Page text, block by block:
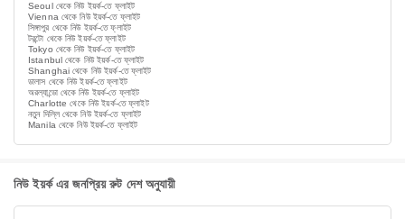
Seoul থেকে নিউ ইয়র্ক-তে ফ্লাইট
Vienna থেকে নিউ ইয়র্ক-তে ফ্লাইট
সিঙ্গাপুর থেকে নিউ ইয়র্ক-তে ফ্লাইট
টরন্টো থেকে নিউ ইয়র্ক-তে ফ্লাইট
Tokyo থেকে নিউ ইয়র্ক-তে ফ্লাইট
Istanbul থেকে নিউ ইয়র্ক-তে ফ্লাইট
Shanghai থেকে নিউ ইয়র্ক-তে ফ্লাইট
ডালাস থেকে নিউ ইয়র্ক-তে ফ্লাইট
অরল্যান্ডো থেকে নিউ ইয়র্ক-তে ফ্লাইট
Charlotte থেকে নিউ ইয়র্ক-তে ফ্লাইট
নতুন দিল্লি থেকে নিউ ইয়র্ক-তে ফ্লাইট
Manila থেকে নিউ ইয়র্ক-তে ফ্লাইট
নিউ ইয়র্ক এর জনপ্রিয় রুট দেশ অনুযায়ী